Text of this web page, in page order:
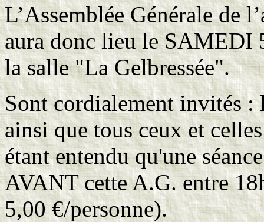
L’Assemblée Générale de
aura donc lieu le SAMEDI
la salle "La Gelbressée".
Sont cordialement invités :
ainsi que tous ceux et
étant entendu qu'une
AVANT cette A.G. entre
5,00 €/personne).